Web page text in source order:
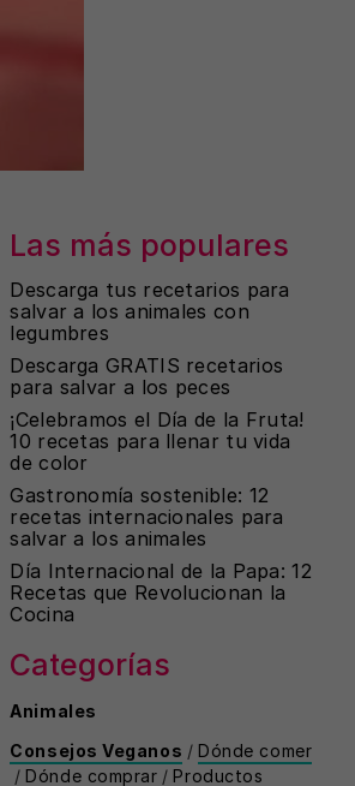
Las más populares
Descarga tus recetarios para
salvar a los animales con
legumbres
Descarga GRATIS recetarios
para salvar a los peces
¡Celebramos el Día de la Fruta!
10 recetas para llenar tu vida
de color
Gastronomía sostenible: 12
recetas internacionales para
salvar a los animales
Día Internacional de la Papa: 12
Recetas que Revolucionan la
Cocina
Categorías
Animales
Consejos Veganos / Dónde comer
/ Dónde comprar / Productos